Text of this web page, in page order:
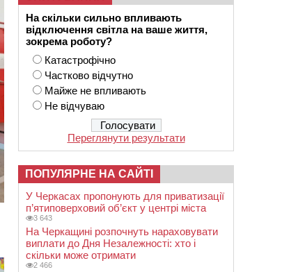
На скільки сильно впливають
відключення світла на ваше життя,
зокрема роботу?
Катастрофічно
Частково відчутно
Майже не впливають
Не відчуваю
Переглянути результати
ПОПУЛЯРНЕ НА САЙТІ
У Черкасах пропонують для приватизації
п’ятиповерховий об’єкт у центрі міста
3 643
На Черкащині розпочнуть нараховувати
виплати до Дня Незалежності: хто і
скільки може отримати
2 466